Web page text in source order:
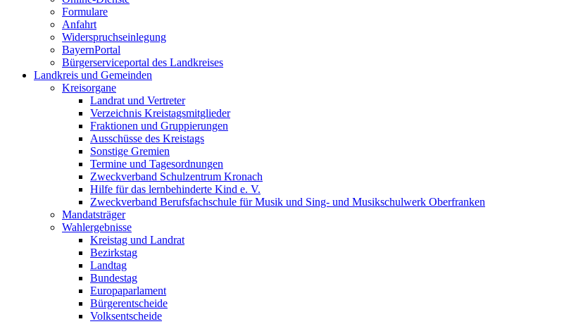
Formulare
Anfahrt
Widerspruchseinlegung
BayernPortal
Bürgerserviceportal des Landkreises
Landkreis und Gemeinden
Kreisorgane
Landrat und Vertreter
Verzeichnis Kreistagsmitglieder
Fraktionen und Gruppierungen
Ausschüsse des Kreistags
Sonstige Gremien
Termine und Tagesordnungen
Zweckverband Schulzentrum Kronach
Hilfe für das lernbehinderte Kind e. V.
Zweckverband Berufsfachschule für Musik und Sing- und Musikschulwerk Oberfranken
Mandatsträger
Wahlergebnisse
Kreistag und Landrat
Bezirkstag
Landtag
Bundestag
Europaparlament
Bürgerentscheide
Volksentscheide